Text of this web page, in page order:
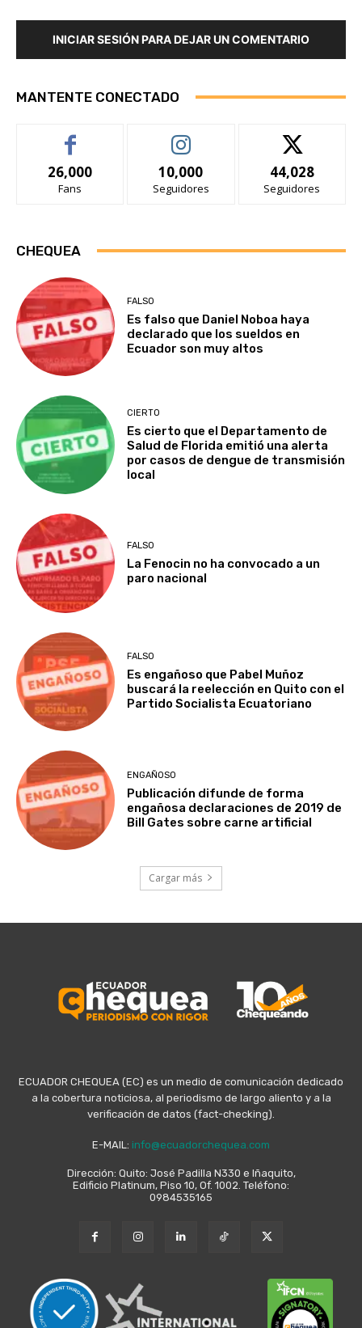
INICIAR SESIÓN PARA DEJAR UN COMENTARIO
MANTENTE CONECTADO
26,000
Fans
10,000
Seguidores
44,028
Seguidores
CHEQUEA
FALSO
Es falso que Daniel Noboa haya
declarado que los sueldos en
Ecuador son muy altos
CIERTO
Es cierto que el Departamento de
Salud de Florida emitió una alerta
por casos de dengue de transmisión
local
FALSO
La Fenocin no ha convocado a un
paro nacional
FALSO
Es engañoso que Pabel Muñoz
buscará la reelección en Quito con el
Partido Socialista Ecuatoriano
ENGAÑOSO
Publicación difunde de forma
engañosa declaraciones de 2019 de
Bill Gates sobre carne artificial
Cargar más
ECUADOR CHEQUEA (EC) es un medio de comunicación dedicado
a la cobertura noticiosa, al periodismo de largo aliento y a la
verificación de datos (fact-checking).
E-MAIL: info@ecuadorchequea.com
Dirección: Quito: José Padilla N330 e Iñaquito,
Edificio Platinum, Piso 10, Of. 1002. Teléfono:
0984535165